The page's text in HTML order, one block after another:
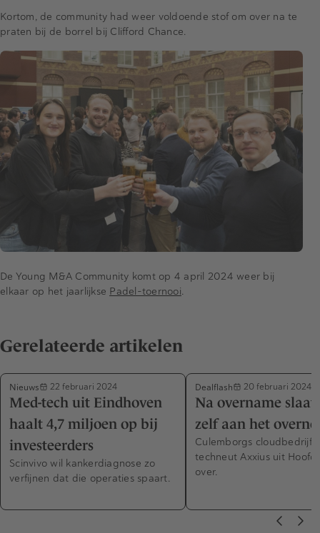
Kortom, de community had weer voldoende stof om over na te
praten bij de borrel bij Clifford Chance.
De Young M&A Community komt op 4 april 2024 weer bij
elkaar op het jaarlijkse Padel-toernooi.
Gerelateerde artikelen
Nieuws 22 februari 2024
Med-tech uit Eindhoven
haalt 4,7 miljoen op bij
investeerders
Scinvivo wil kankerdiagnose zo
verfijnen dat die operaties spaart.
Dealflash 20 februari 2024
Na overname slaat
zelf aan het
Culemborgs cloudbedrijf
techneut Axxius uit
over.